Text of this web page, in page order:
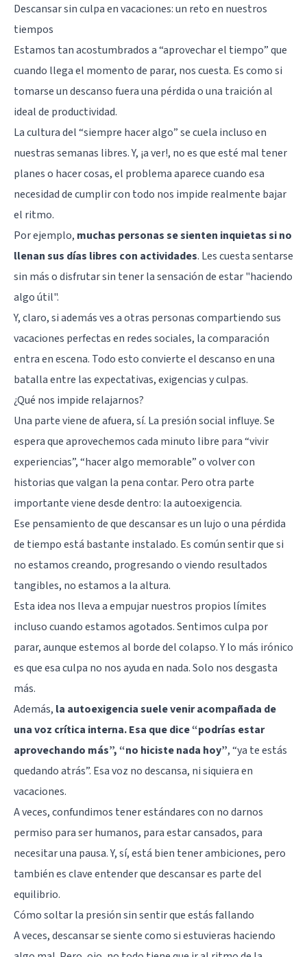
Descansar sin culpa en vacaciones: un reto en nuestros
tiempos
Estamos tan acostumbrados a “aprovechar el tiempo” que
cuando llega el momento de parar, nos cuesta. Es como si
tomarse un descanso fuera una pérdida o una traición al
ideal de productividad.
La cultura del “siempre hacer algo” se cuela incluso en
nuestras semanas libres. Y, ¡a ver!, no es que esté mal tener
planes o hacer cosas, el problema aparece cuando esa
necesidad de cumplir con todo nos impide realmente bajar
el ritmo.
Por ejemplo, muchas personas se sienten inquietas si no
llenan sus días libres con actividades. Les cuesta sentarse
sin más o disfrutar sin tener la sensación de estar "haciendo
algo útil".
Y, claro, si además ves a otras personas compartiendo sus
vacaciones perfectas en redes sociales, la comparación
entra en escena. Todo esto convierte el descanso en una
batalla entre las expectativas, exigencias y culpas.
¿Qué nos impide relajarnos?
Una parte viene de afuera, sí. La presión social influye. Se
espera que aprovechemos cada minuto libre para “vivir
experiencias”, “hacer algo memorable” o volver con
historias que valgan la pena contar. Pero otra parte
importante viene desde dentro: laautoexigencia.
Ese pensamiento de que descansar es un lujo o una pérdida
de tiempo está bastante instalado. Es común sentir que si
no estamos creando, progresando o viendo resultados
tangibles, no estamos a la altura.
Esta idea nos lleva a empujar nuestros propios límites
incluso cuando estamos agotados. Sentimos culpa por
parar, aunque estemos al borde del colapso. Y lo más irónico
es que esa culpa no nos ayuda en nada. Solo nos desgasta
más.
Además, la autoexigencia suele venir acompañada de
una voz crítica interna. Esa que dice “podrías estar
aprovechando más”, “no hiciste nada hoy”, “ya te estás
quedando atrás”. Esa voz no descansa, ni siquiera en
vacaciones.
A veces, confundimos tener estándares con no darnos
permiso para ser humanos, para estar cansados, para
necesitar una pausa. Y, sí, está bien tener ambiciones, pero
también es clave entender que descansar es parte del
equilibrio.
Cómo soltar la presión sin sentir que estás fallando
A veces, descansar se siente como si estuvieras haciendo